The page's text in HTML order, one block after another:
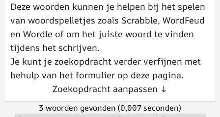
Deze woorden kunnen je helpen bij het spelen
van woordspelletjes zoals Scrabble, WordFeud
en Wordle of om het juiste woord te vinden
tijdens het schrijven.
Je kunt je zoekopdracht verder verfijnen met
behulp van het formulier op deze pagina.
Zoekopdracht aanpassen ↓
3 woorden gevonden (0,007 seconden)